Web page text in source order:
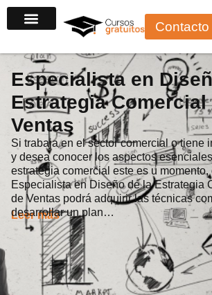
al
Contacto
Especialista en
Estrategia Comercial
Ventas
Si trabaja en el sector comercial o tiene
y desea conocer los aspectos
estrategia comercial este es u
Especialista en Diseño de la Estrategia
de Ventas podrá adquirir las técnicas
desarrollar un plan…
Leer más